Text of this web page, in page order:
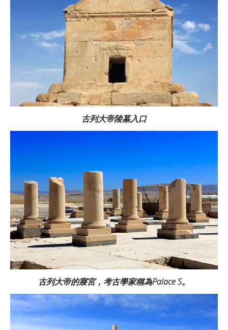
古列大帝陵墓入口
古列大帝的寢宮，考古學家稱為Palace S。